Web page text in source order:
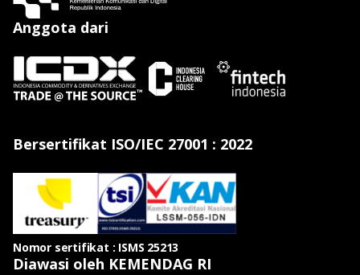
Anggota dari
Bersertifikat ISO/IEC 27001 : 2022
Nomor sertifikat : ISMS 25213
Diawasi oleh KEMENDAG RI